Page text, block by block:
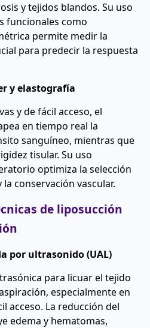
y tejidos blandos. Su uso
funcionales como
permite medir la
para predecir la respuesta
y elastografía
y de fácil acceso, el
en tiempo real la
sanguíneo, mientras que
tisular. Su uso
optimiza la selección
conservación vascular.
de liposucción
por ultrasonido (UAL)
para licuar el tejido
especialmente en
acceso. La reducción del
edema y hematomas,